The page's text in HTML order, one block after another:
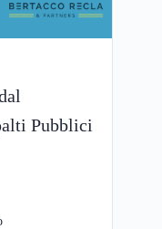
Pubblici